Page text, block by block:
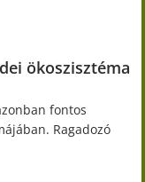
ökoszisztéma
fontos
Ragadozó